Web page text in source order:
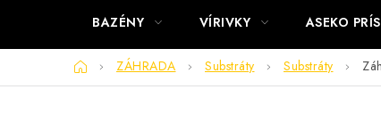
BAZÉNY VÍRIVKY ASEKO
DomovZÁHRADA Substráty Substráty